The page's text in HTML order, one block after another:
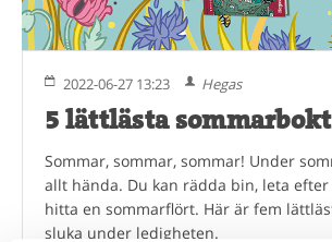
2022-06-27 13:23 Hegas
5 lättlästa
Sommar, sommar, sommar! Under
allt hända. Du kan rädda bin, leta
hitta en sommarflört. Här är fem
sluka under ledigheten.